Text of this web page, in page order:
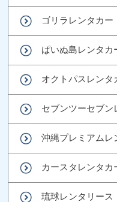
ゴリラレンタカー
ぱいぬ島レンタカ
オクトパスレンタ
セブンツーセブン
沖縄プレミアムレ
カースタレンタカ
琉球レンタリース